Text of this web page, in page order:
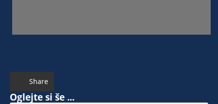
Share
Oglejte si še ...